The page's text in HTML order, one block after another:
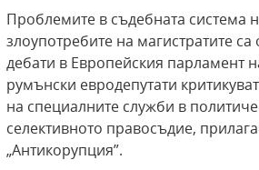
Проблемите в съдебната система
злоупотребите на магистратите
дебати в Европейския парламент
румънски евродепутати
на специалните служби в
селективното правосъдие,
„Антикорупция”.